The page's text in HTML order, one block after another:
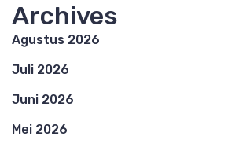
Archives
Agustus 2026
Juli 2026
Juni 2026
Mei 2026